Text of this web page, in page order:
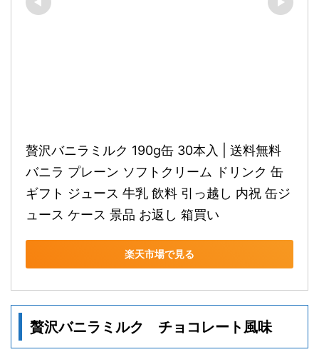
贅沢バニラミルク 190g缶 30本入 | 送料無料
バニラ プレーン ソフトクリーム ドリンク 缶
ギフト ジュース 牛乳 飲料 引っ越し 内祝 缶ジ
ュース ケース 景品 お返し 箱買い
楽天市場で見る
贅沢バニラミルク チョコレート風味